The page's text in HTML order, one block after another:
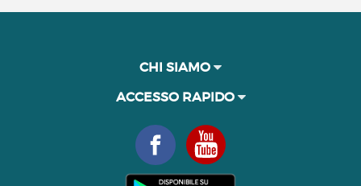
CHI SIAMO
ACCESSO RAPIDO